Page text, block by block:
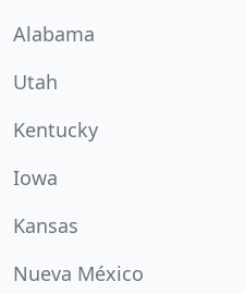
Alabama
Utah
Kentucky
Iowa
Kansas
Nueva México